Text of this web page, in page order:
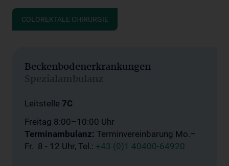
COLOREKTALE CHIRURGIE
Beckenbodenerkrankungen
Spezialambulanz
Leitstelle 7C
Freitag 8:00–10:00 Uhr
Terminambulanz: Terminvereinbarung Mo.–
Fr. 8 - 12 Uhr, Tel.: +43 (0)1 40400-64920